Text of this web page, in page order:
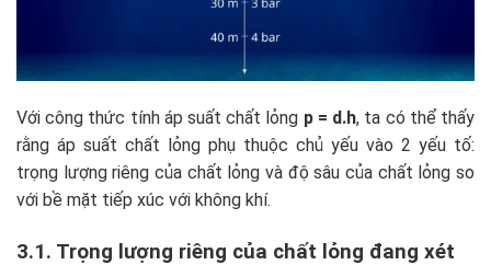
Với công thức tính áp suất chất lỏng p = d.h, ta có thể thấy
rằng áp suất chất lỏng phụ thuộc chủ yếu vào 2 yếu tố:
trọng lượng riêng của chất lỏng và độ sâu của chất lỏng so
với bề mặt tiếp xúc với không khí.
3.1. Trọng lượng riêng của chất lỏng đang xét